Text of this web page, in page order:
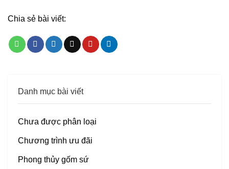
Chia sẻ bài viết:
Danh mục bài viết
Chưa được phân loại
Chương trình ưu đãi
Phong thủy gốm sứ